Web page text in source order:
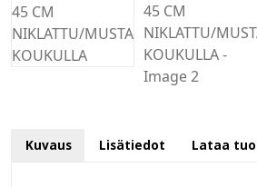
Kuvaus Lisätiedot Lataa